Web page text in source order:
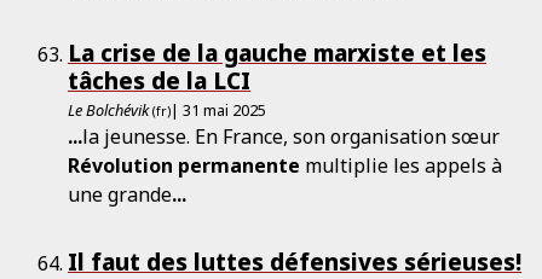
La crise de la gauche marxiste et les
tâches de la LCI
Le Bolchévik (fr)| 31 mai 2025
...la jeunesse. En France, son organisation sœur
Révolution permanente multiplie les appels à
une grande...
Il faut des luttes défensives sérieuses!